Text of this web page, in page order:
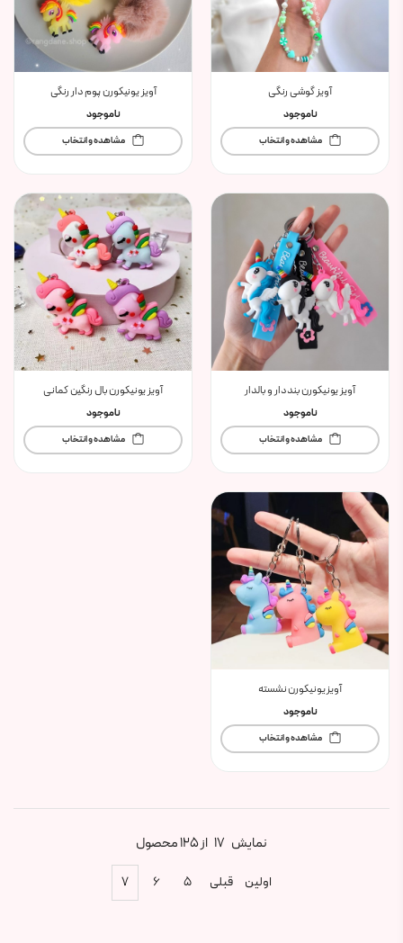
آویز گوشی رنگی
ناموجود
مشاهده و انتخاب
آویز یونیکورن پوم دار رنگی
ناموجود
مشاهده و انتخاب
آویز یونیکورن بنددار و بالدار
ناموجود
مشاهده و انتخاب
آویز یونیکورن بال رنگین کمانی
ناموجود
مشاهده و انتخاب
آویز یونیکورن نشسته
ناموجود
مشاهده و انتخاب
نمایش 17 از 125 محصول
اولین قبلی ۵ ۶ ۷